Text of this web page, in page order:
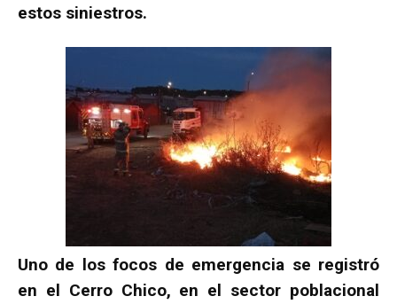
estos siniestros.
Uno de los focos de emergencia se registró
en el Cerro Chico, en el sector poblacional